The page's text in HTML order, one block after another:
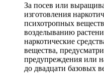
За посев или
изготовления
психотропных
возделыванию
наркотические
вещества,
предупреждения или
до двадцати базовых